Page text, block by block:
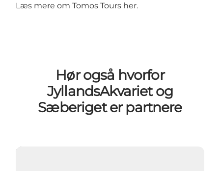
Læs mere om Tomos Tours her.
Hør også hvorfor
JyllandsAkvariet og
Sæberiget er partnere